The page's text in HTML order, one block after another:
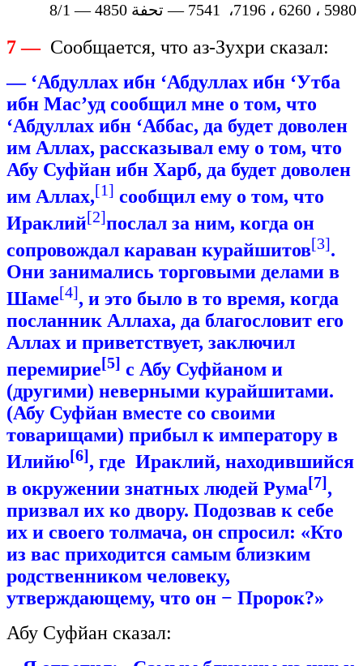
5980 ، 6260 ، 7196، 7541 — تحفة 4850 — 8/1
7 —Сообщается, что аз-Зухри сказал:
— ‘Абдуллах ибн ‘Абдуллах ибн ‘Утба
ибн Мас’уд сообщил мне о том, что
‘Абдуллах ибн ‘Аббас, да будет доволен
им Аллах, рассказывал ему о том, что
Абу Суфйан ибн Харб, да будет доволен
им Аллах,[1] сообщил ему о том, что
Ираклий[2]послал за ним, когда он
сопровождал караван курайшитов[3].
Они занимались торговыми делами в
Шаме[4], и это было в то время, когда
посланник Аллаха, да благословит его
Аллах и приветствует, заключил
перемирие[5] с Абу Суфйаном и
(другими) неверными курайшитами.
(Абу Суфйан вместе со своими
товарищами) прибыл к императору в
Илийю[6], где Ираклий, находившийся
в окружении знатных людей Рума[7],
призвал их ко двору. Подозвав к себе
их и своего толмача, он спросил: «Кто
из вас приходится самым близким
родственником человеку,
утверждающему, что он − Пророк?»
Абу Cуфйан сказал: